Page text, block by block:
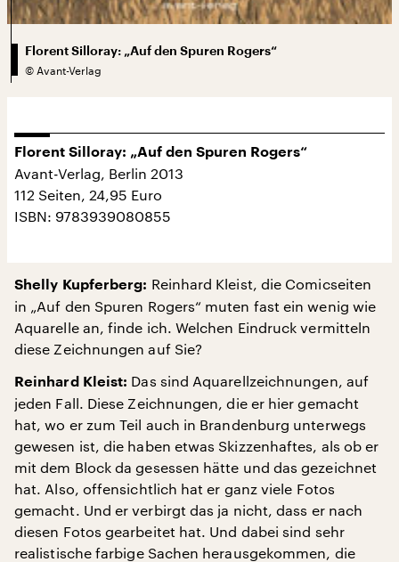
Florent Silloray: „Auf den Spuren Rogers“
© Avant-Verlag
Florent Silloray: „Auf den Spuren Rogers“
Avant-Verlag, Berlin 2013
112 Seiten, 24,95 Euro
ISBN: 9783939080855
Shelly Kupferberg: Reinhard Kleist, die Comicseiten
in „Auf den Spuren Rogers“ muten fast ein wenig wie
Aquarelle an, finde ich. Welchen Eindruck vermitteln
diese Zeichnungen auf Sie?
Reinhard Kleist: Das sind Aquarellzeichnungen, auf
jeden Fall. Diese Zeichnungen, die er hier gemacht
hat, wo er zum Teil auch in Brandenburg unterwegs
gewesen ist, die haben etwas Skizzenhaftes, als ob er
mit dem Block da gesessen hätte und das gezeichnet
hat. Also, offensichtlich hat er ganz viele Fotos
gemacht. Und er verbirgt das ja nicht, dass er nach
diesen Fotos gearbeitet hat. Und dabei sind sehr
realistische farbige Sachen herausgekommen, die